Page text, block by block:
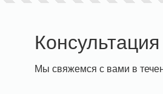
Мы свяжемся с вами в